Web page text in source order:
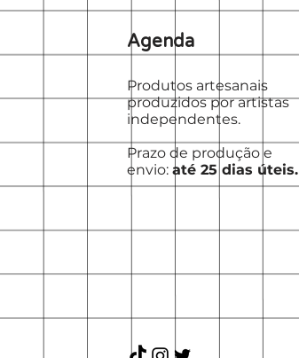
Agenda
Produtos artesanais
produzidos por artistas
independentes.
Prazo de produção e
envio: até 25 dias úteis.